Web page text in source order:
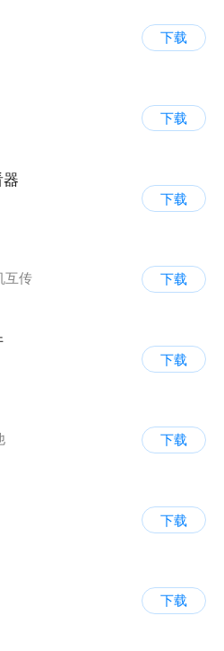
下载
下载
下载
互传
下载
下载
下载
下载
下载